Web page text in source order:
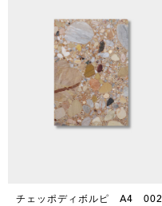
チェッポディボルピ A4 002